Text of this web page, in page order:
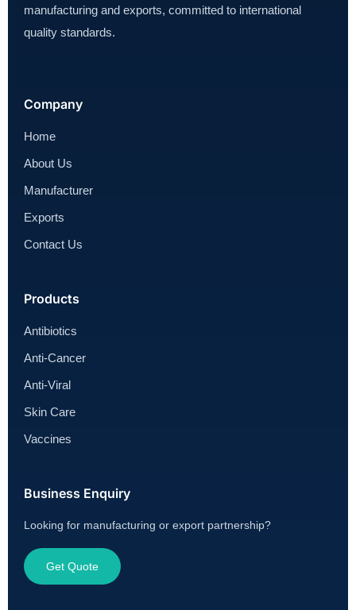
manufacturing and exports, committed to international
quality standards.
Company
Home
About Us
Manufacturer
Exports
Contact Us
Products
Antibiotics
Anti-Cancer
Anti-Viral
Skin Care
Vaccines
Business Enquiry
Looking for manufacturing or export partnership?
Get Quote